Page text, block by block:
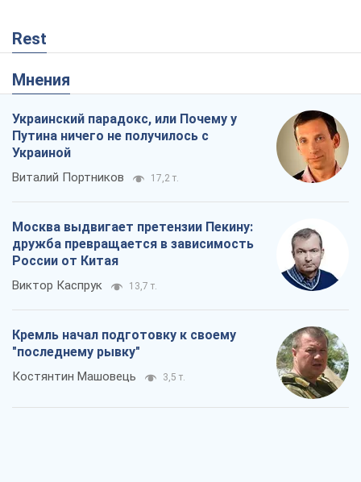
Rest
Мнения
Украинский парадокс, или Почему у
Путина ничего не получилось с
Украиной
Виталий Портников 17,2 т.
Москва выдвигает претензии Пекину:
дружба превращается в зависимость
России от Китая
Виктор Каспрук 13,7 т.
Кремль начал подготовку к своему
"последнему рывку"
Костянтин Машовець 3,5 т.